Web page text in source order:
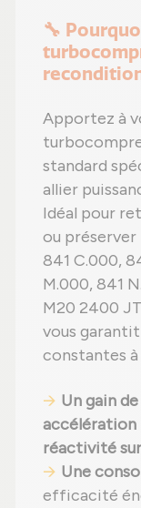
🔧
Apportez à
standard
allier
Idéal pour
ou
841 C.000,
M.000, 841
M20 2400
vous
constantes
Un gain
accélération
réactivité
Une
efficacité